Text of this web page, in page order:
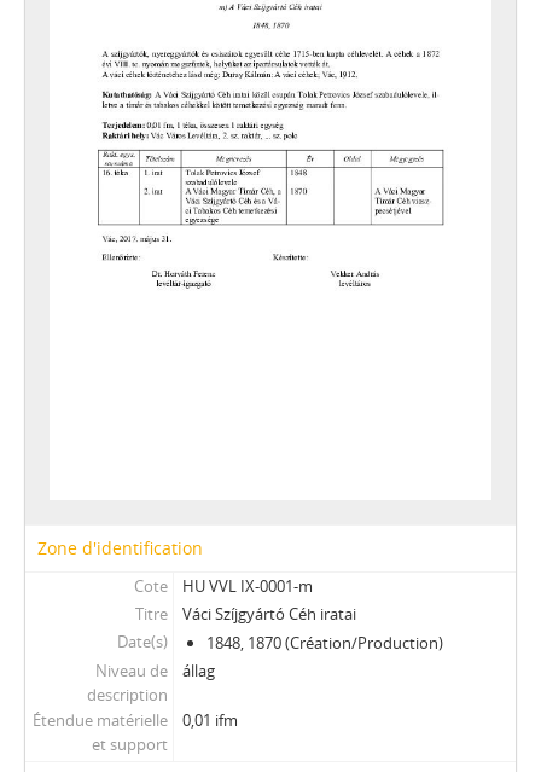
XXIII - TANÁCSOK, 1945–1990
XXIV - AZ ÁLLAMIGAZGATÁS TERÜLETI SZERVEI, 1952–1991
XXIX - GAZDASÁGI SZERVEK, 1946–2010
XXX - SZÖVETKEZETEK, 1949–2015
XXXVII - MEGYEI JOGÚ VÁROSI, VÁROSI ÉS KÖZSÉGI ÖNKORMÁNYZATOK, 1989–2014
Zone d'identification
Cote
HU VVL IX-0001-m
Titre
Váci Szíjgyártó Céh iratai
Date(s)
1848, 1870 (Création/Production)
Niveau de
description
állag
Étendue matérielle
et support
0,01 ifm